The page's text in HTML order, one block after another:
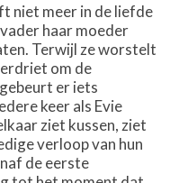
niet meer in de liefde
haar moeder
Terwijl ze worstelt
om de
er iets
keer als Evie
ziet kussen, ziet
verloop van hun
de eerste